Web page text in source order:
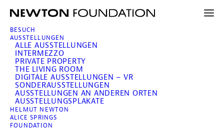
BESUCH
AUSSTELLUNGEN
ALLE AUSSTELLUNGEN
INTERMEZZO
PRIVATE PROPERTY
THE LIVING ROOM
DIGITALE AUSSTELLUNGEN – VR
SONDERAUSSTELLUNGEN
AUSSTELLUNGEN AN ANDEREN ORTEN
AUSSTELLUNGSPLAKATE
HELMUT NEWTON
ALICE SPRINGS
FOUNDATION